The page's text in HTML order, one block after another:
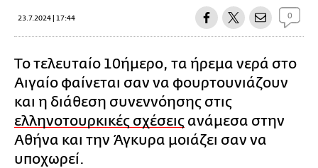
23.7.2024 | 17:44 0
Το τελευταίο 10ήμερο, τα ήρεμα νερά στο
Αιγαίο φαίνεται σαν να φουρτουνιάζουν
και η διάθεση συνεννόησης στις
ελληνοτουρκικές σχέσεις ανάμεσα στην
Αθήνα και την Άγκυρα μοιάζει σαν να
υποχωρεί.